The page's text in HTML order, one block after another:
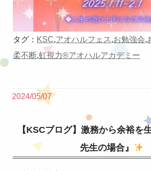
タグ： KSC,アオハルフェス ,お勉強会,
柔不断,虹視力®︎アオハルアカデミー
2024/05/07
【KSCブログ】激務から余裕を
先生の場合』